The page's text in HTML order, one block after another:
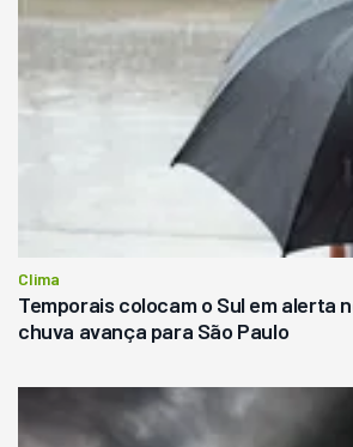
Clima
Temporais colocam o Sul em alerta
chuva avança para São Paulo